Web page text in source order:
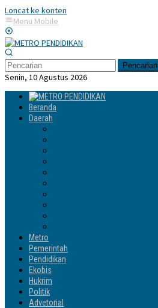
Loncat ke konten
Menu Mobile
Pencarian
Senin, 10 Agustus 2026
Beranda
Daerah
Metro
Pemerintah
Pendidikan
Ekobis
Hukrim
Politik
Advetorial